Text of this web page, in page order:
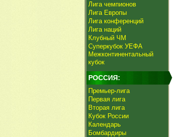
Лига чемпионов
Лига Европы
Лига конференций
Лига наций
Клубный ЧМ
Суперкубок УЕФА
Межконтинентальный
кубок
РОССИЯ:
Премьер-лига
Первая лига
Вторая лига
Кубок России
Календарь
Бомбардиры